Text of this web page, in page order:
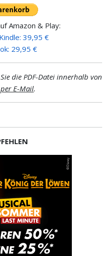
Amazon & Play:
39,95 €
29,95 €
die PDF-Datei innerhalb von
per E-Mail.